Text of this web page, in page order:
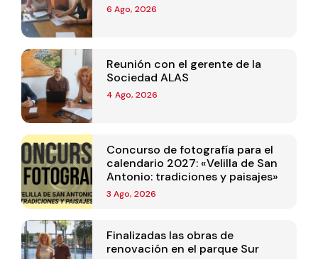
6 Ago, 2026
Reunión con el gerente de la
Sociedad ALAS
4 Ago, 2026
Concurso de fotografía para el
calendario 2027: «Velilla de San
Antonio: tradiciones y paisajes»
3 Ago, 2026
Finalizadas las obras de
renovación en el parque Sur